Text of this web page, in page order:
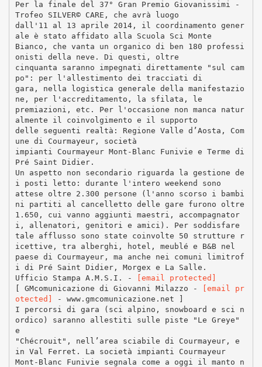
Per la finale del 37° Gran Premio Giovanissimi -
Trofeo SILVER© CARE, che avrà luogo
dall'11 al 13 aprile 2014, il coordinamento gener
ale è stato affidato alla Scuola Sci Monte
Bianco, che vanta un organico di ben 180 professi
onisti della neve. Di questi, oltre
cinquanta saranno impegnati direttamente "sul cam
po": per l'allestimento dei tracciati di
gara, nella logistica generale della manifestazio
ne, per l'accreditamento, la sfilata, le
premiazioni, etc. Per l'occasione non manca natur
almente il coinvolgimento e il supporto
delle seguenti realtà: Regione Valle d’Aosta, Com
une di Courmayeur, società
impianti Courmayeur Mont-Blanc Funivie e Terme di
Pré Saint Didier.
Un aspetto non secondario riguarda la gestione de
i posti letto: durante l'intero weekend sono
attese oltre 2.300 persone (l'anno scorso i bambi
ni partiti al cancelletto delle gare furono oltre
1.650, cui vanno aggiunti maestri, accompagnator
i, allenatori, genitori e amici). Per soddisfare
tale afflusso sono state coinvolte 50 strutture r
icettive, tra alberghi, hotel, meublé e B&B nel
paese di Courmayeur, ma anche nei comuni limitrof
i di Pré Saint Didier, Morgex e La Salle.
Ufficio Stampa A.M.S.I. -
[email protected]
[ GMcomunicazione di Giovanni Milazzo -
[email pr
otected]
- www.gmcomunicazione.net ]
I percorsi di gara (sci alpino, snowboard e sci n
ordico) saranno allestiti sulle piste "Le Greye"
e
"Chécrouit", nell’area sciabile di Courmayeur, e
in Val Ferret. La società impianti Courmayeur
Mont-Blanc Funivie segnala come a oggi il manto n